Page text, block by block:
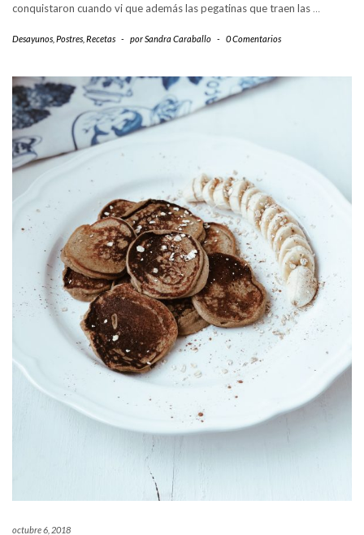
conquistaron cuando vi que además las pegatinas que traen las …
Desayunos Postres Recetas - por Sandra Caraballo - 0 Comentarios
octubre 6, 2018